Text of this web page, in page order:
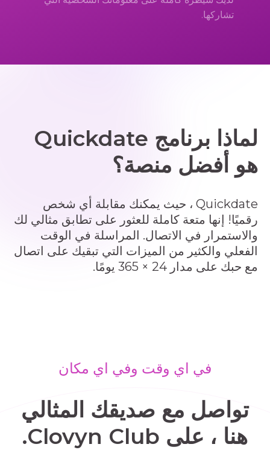
تشاركها.
لماذا برنامج Quickdate
هو أفضل منصة؟
Quickdate ، حيث يمكنك مقابلة أي شخص
رقميًا! إنها متعة كاملة للعثور على تطابق مثالي لك
والاستمرار في الاتصال. المراسلة في الوقت
الفعلي والكثير من الميزات التي تبقيك على اتصال
مع حبك على مدار 24 × 365 يومًا.
في اي وقت وفي اي مكان
تواصل مع صديقك المثالي
هنا ، على Clovyn Club.